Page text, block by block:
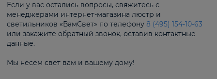
Если у вас остались вопросы, свяжитесь с
менеджерами интернет-магазина люстр и
светильников «ВамСвет» по телефону 8 (495) 154-10-63
или закажите обратный звонок, оставив контактные
данные.
Мы несем свет вам и вашему дому!